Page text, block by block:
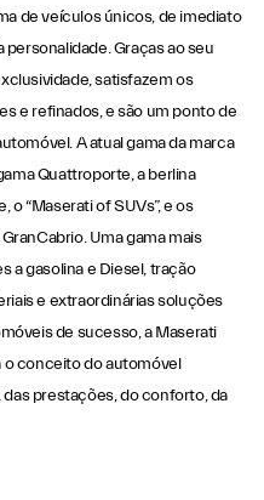
de veículos únicos, de imediato
Graças ao seu
satisfazem os
e refinados, e são um ponto de
A atual gama da marca
Quattroporte, a berlina
o “Maserati of SUVs”, e os
Uma gama mais
a gasolina e Diesel, tração
e extraordinárias soluções
de sucesso, a Maserati
conceito do automóvel
prestações, do conforto, da